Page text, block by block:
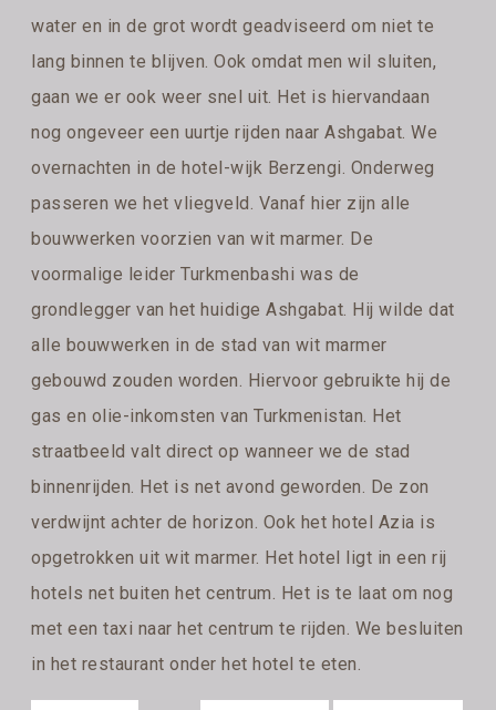
water en in de grot wordt geadviseerd om niet te
lang binnen te blijven. Ook omdat men wil sluiten,
gaan we er ook weer snel uit. Het is hiervandaan
nog ongeveer een uurtje rijden naar Ashgabat. We
overnachten in de hotel-wijk Berzengi. Onderweg
passeren we het vliegveld. Vanaf hier zijn alle
bouwwerken voorzien van wit marmer. De
voormalige leider Turkmenbashi was de
grondlegger van het huidige Ashgabat. Hij wilde dat
alle bouwwerken in de stad van wit marmer
gebouwd zouden worden. Hiervoor gebruikte hij de
gas en olie-inkomsten van Turkmenistan. Het
straatbeeld valt direct op wanneer we de stad
binnenrijden. Het is net avond geworden. De zon
verdwijnt achter de horizon. Ook het hotel Azia is
opgetrokken uit wit marmer. Het hotel ligt in een rij
hotels net buiten het centrum. Het is te laat om nog
met een taxi naar het centrum te rijden. We besluiten
in het restaurant onder het hotel te eten.